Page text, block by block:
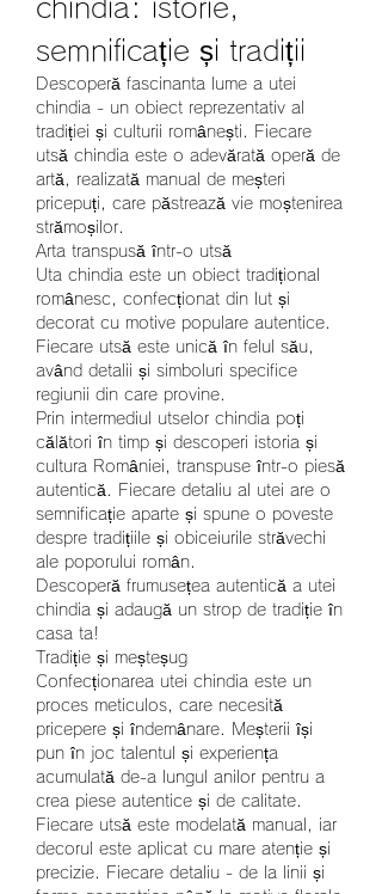
chindia: istorie,
semnificație și tradiții
Descoperă fascinanta lume a utei
chindia - un obiect reprezentativ al
tradiției și culturii românești. Fiecare
utsă chindia este o adevărată operă de
artă, realizată manual de meșteri
pricepuți, care păstrează vie moștenirea
strămoșilor.
Arta transpusă într-o utsă
Uta chindia este un obiect tradițional
românesc, confecționat din lut și
decorat cu motive populare autentice.
Fiecare utsă este unică în felul său,
având detalii și simboluri specifice
regiunii din care provine.
Prin intermediul utselor chindia poți
călători în timp și descoperi istoria și
cultura României, transpuse într-o piesă
autentică. Fiecare detaliu al utei are o
semnificație aparte și spune o poveste
despre tradițiile și obiceiurile străvechi
ale poporului român.
Descoperă frumusețea autentică a utei
chindia și adaugă un strop de tradiție în
casa ta!
Tradiție și meșteșug
Confecționarea utei chindia este un
proces meticulos, care necesită
pricepere și îndemânare. Meșterii își
pun în joc talentul și experiența
acumulată de-a lungul anilor pentru a
crea piese autentice și de calitate.
Fiecare utsă este modelată manual, iar
decorul este aplicat cu mare atenție și
precizie. Fiecare detaliu - de la linii și